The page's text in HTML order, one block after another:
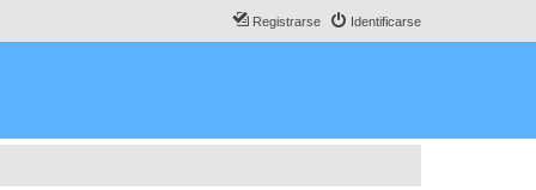
Identificarse
Registrarse